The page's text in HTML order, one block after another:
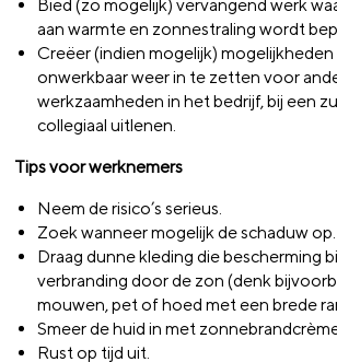
Bied (zo mogelijk) vervangend werk
aan warmte en zonnestraling wordt
Creëer (indien mogelijk)
onwerkbaar weer in te zetten voor
werkzaamheden in het bedrijf, bij een
collegiaal uitlenen.
Tips voor werknemers
Neem de risico’s serieus.
Zoek wanneer mogelijk de schaduw op.
Draag dunne kleding die bescherming
verbranding door de zon (denk
mouwen, pet of hoed met een brede
Smeer de huid in met
Rust op tijd uit.